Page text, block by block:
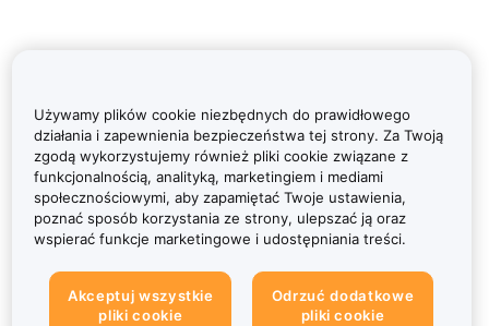
Używamy plików cookie niezbędnych do prawidłowego
działania i zapewnienia bezpieczeństwa tej strony. Za Twoją
zgodą wykorzystujemy również pliki cookie związane z
funkcjonalnością, analityką, marketingiem i mediami
społecznościowymi, aby zapamiętać Twoje ustawienia,
poznać sposób korzystania ze strony, ulepszać ją oraz
wspierać funkcje marketingowe i udostępniania treści.
Akceptuj wszystkie
pliki cookie
Odrzuć dodatkowe
pliki cookie